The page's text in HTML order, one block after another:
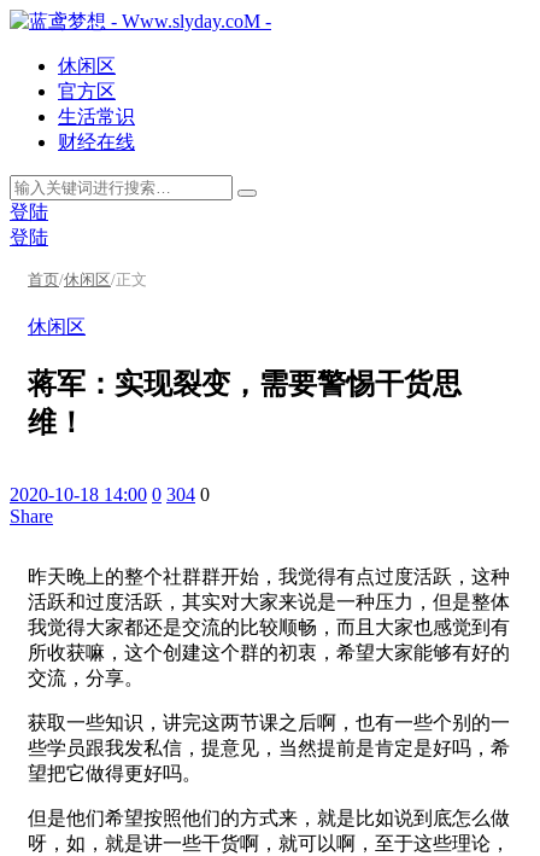
休闲区
官方区
生活常识
财经在线
登陆
登陆
首页/休闲区/正文
休闲区
蒋军：实现裂变，需要警惕干货思
维！
2020-10-18 14:00 0 304 0
Share
昨天晚上的整个社群群开始，我觉得有点过度活跃，这种
活跃和过度活跃，其实对大家来说是一种压力，但是整体
我觉得大家都还是交流的比较顺畅，而且大家也感觉到有
所收获嘛，这个创建这个群的初衷，希望大家能够有好的
交流，分享。
获取一些知识，讲完这两节课之后啊，也有一些个别的一
些学员跟我发私信，提意见，当然提前是肯定是好吗，希
望把它做得更好吗。
但是他们希望按照他们的方式来，就是比如说到底怎么做
呀，如，就是讲一些干货啊，就可以啊，至于这些理论，